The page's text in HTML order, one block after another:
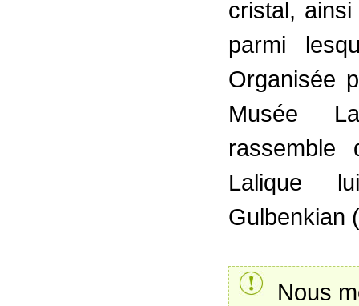
cristal,
parmi
Organisée
Musée
rassemble
Lalique
Gulbenkian
Nous